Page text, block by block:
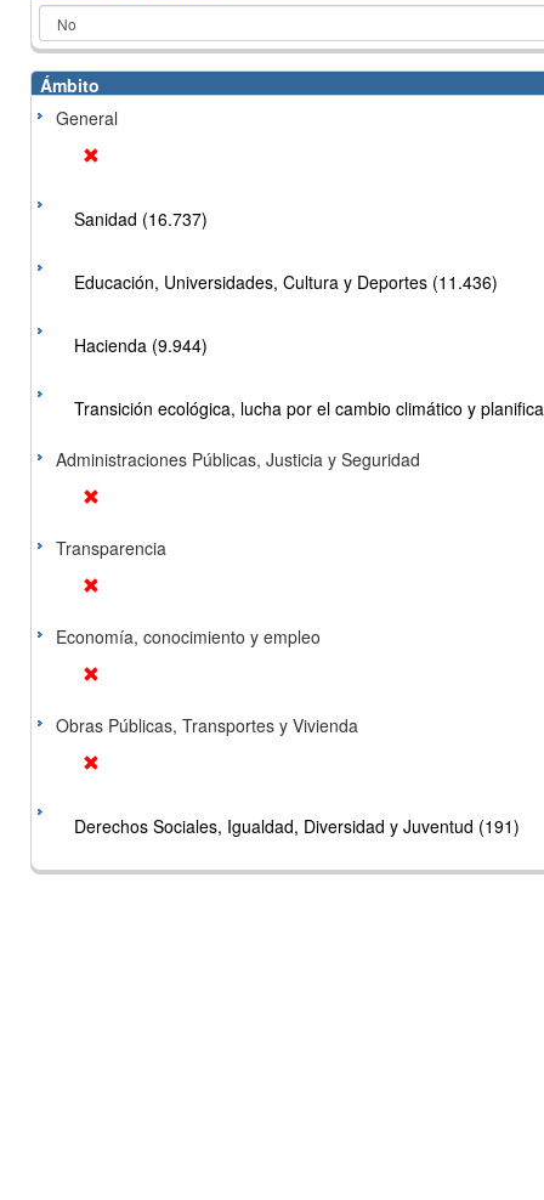
Ámbito
General
Sanidad (16.737)
Educación, Universidades, Cultura y Deportes (11.436)
Hacienda (9.944)
Transición ecológica, lucha por el cambio climático y
Administraciones Públicas, Justicia y Seguridad
Transparencia
Economía, conocimiento y empleo
Obras Públicas, Transportes y Vivienda
Derechos Sociales, Igualdad, Diversidad y Juventud (191)